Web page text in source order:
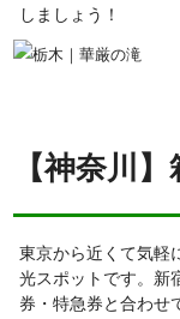
しましょう！
【神奈川
東京から近くて気軽
光スポットです。新
券・特急券と合わせ